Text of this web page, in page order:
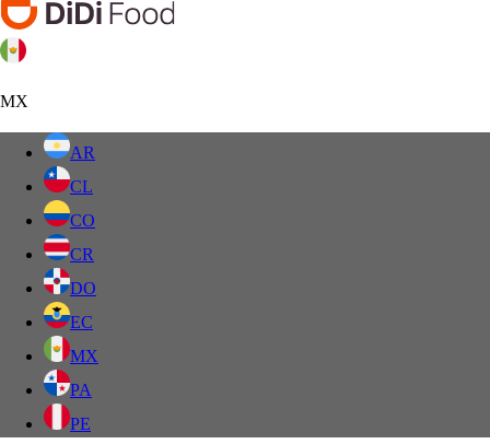
MX
AR
CL
CO
CR
DO
EC
MX
PA
PE